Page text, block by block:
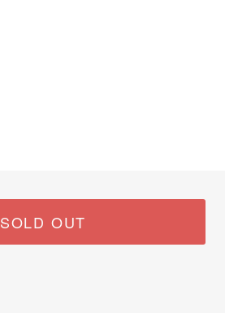
SOLD OUT